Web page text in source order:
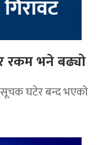
रकम भने बढ्यो
घटेर बन्द भएको